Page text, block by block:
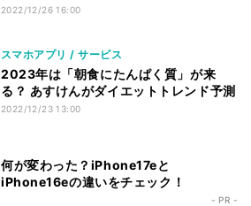
2022/12/26 16:00
スマホアプリ / サービス
2023年は「朝食にたんぱく質」が来
る？ あすけんがダイエットトレンド予測
2022/12/23 13:00
何が変わった？iPhone17eと
iPhone16eの違いをチェック！
- PR -